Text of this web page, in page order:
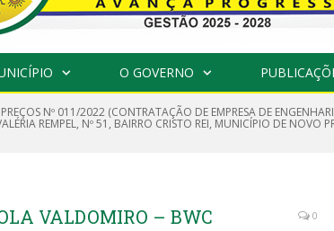
O GOVERNO
Nº 011/2022 (CONTRATAÇÃO DE EMPRESA DE
REMPEL, Nº 51, BAIRRO CRISTO REI, MUNICÍPIO DE NOVO
VALDOMIRO – BWC
0